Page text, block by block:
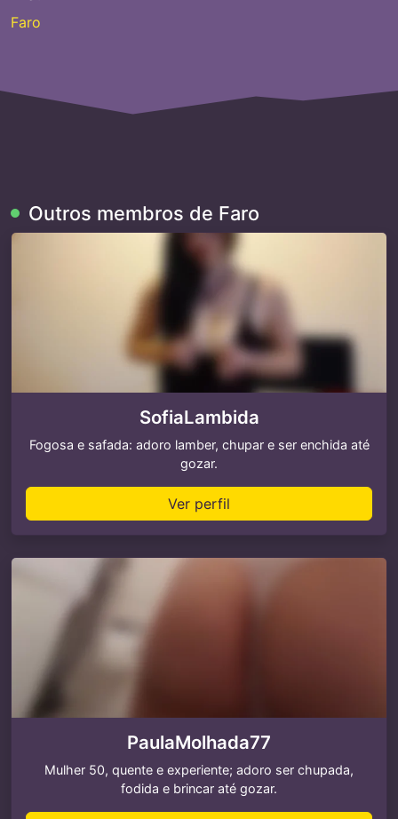
Faro
Outros membros de Faro
SofiaLambida
Fogosa e safada: adoro lamber, chupar e ser enchida até
gozar.
Ver perfil
PaulaMolhada77
Mulher 50, quente e experiente; adoro ser chupada,
fodida e brincar até gozar.